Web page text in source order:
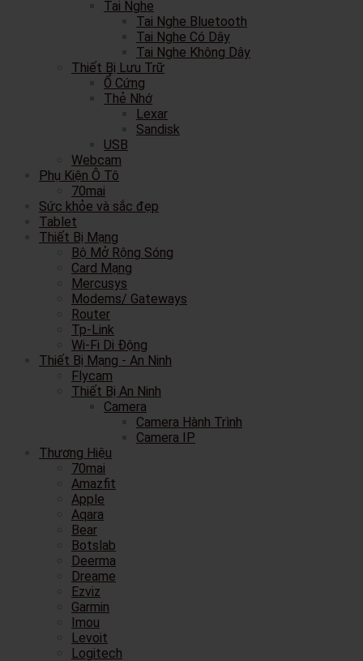
Tai Nghe
Tai Nghe Bluetooth
Tai Nghe Có Dây
Tai Nghe Không Dây
Thiết Bị Lưu Trữ
Ổ Cứng
Thẻ Nhớ
Lexar
Sandisk
USB
Webcam
Phụ Kiện Ô Tô
70mai
Sức khỏe và sắc đẹp
Tablet
Thiết Bị Mạng
Bộ Mở Rộng Sóng
Card Mạng
Mercusys
Modems/ Gateways
Router
Tp-Link
Wi-Fi Di Động
Thiết Bị Mạng - An Ninh
Flycam
Thiết Bị An Ninh
Camera
Camera Hành Trình
Camera IP
Thương Hiệu
70mai
Amazfit
Apple
Aqara
Bear
Botslab
Deerma
Dreame
Ezviz
Garmin
Imou
Levoit
Logitech